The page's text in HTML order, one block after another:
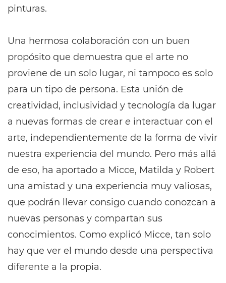
pinturas.
Una hermosa colaboración con un buen
propósito que demuestra que el arte no
proviene de un solo lugar, ni tampoco es solo
para un tipo de persona. Esta unión de
creatividad, inclusividad y tecnología da lugar
a nuevas formas de crear e interactuar con el
arte, independientemente de la forma de vivir
nuestra experiencia del mundo. Pero más allá
de eso, ha aportado a Micce, Matilda y Robert
una amistad y una experiencia muy valiosas,
que podrán llevar consigo cuando conozcan a
nuevas personas y compartan sus
conocimientos. Como explicó Micce, tan solo
hay que ver el mundo desde una perspectiva
diferente a la propia.